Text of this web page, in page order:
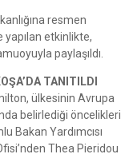
resmen
yapılan etkinlikte,
paylaşıldı.
TANITILDI
ülkesinin Avrupa
belirlediği öncelikleri
Bakan Yardımcısı
Thea Pieridou